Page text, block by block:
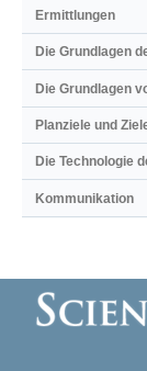
Ermittlungen
Die Grundlagen
Die Grundlagen
Planziele und
Die Technologie
Kommunikation